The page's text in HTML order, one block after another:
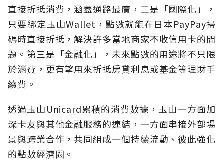
直接折抵消費，涵蓋通路最廣，二是「國際化」，
只要綁定玉山Wallet，點數就能在日本PayPay掃
碼時直接折抵，解決許多當地商家不收信用卡的問
題。第三是「金融化」，未來點數的用途將不只限
於消費，更有望用來折抵房貸利息或基金等理財手
續費。
透過玉山Unicard累積的消費數據，玉山一方面加
深卡友與其他金融服務的連結，一方面串接外部場
景與跨業合作，共同組成一個持續流動、彼此強化
的點數經濟圈。